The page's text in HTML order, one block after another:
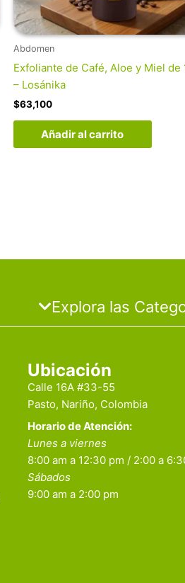
Abdomen
Exfoliante de Café, Aloe y Miel de
– Losánika
$63,100
Añadir al carrito
Explora las
Ubicación
Calle 16A #33-55
Pasto, Nariño, Colombia
Horario de Atención:
Lunes a viernes
8:00 am a 12:30 pm / 2:00 a
Sábados
9:00 am a 2:00 pm